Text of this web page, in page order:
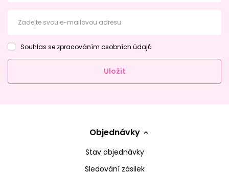
Zadejte svou e-mailovou adresu
Souhlas se zpracováním osobních údajů
Uložit
Objednávky
Stav objednávky
Sledování zásilek